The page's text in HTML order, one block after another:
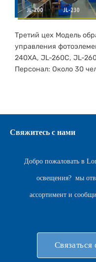
Третий цех Модель
управления
240XA, JL-260C, JL-
Персонал: Около 30
Свяжитесь с нами
Добро пожаловать в
освещения? мы
ассортимент и
Связаться